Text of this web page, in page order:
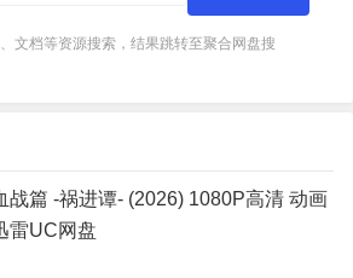
文档等资源搜索，结果跳转至聚合网盘搜
战篇 -祸进谭- (2026) 1080P高清 动画
雷UC网盘